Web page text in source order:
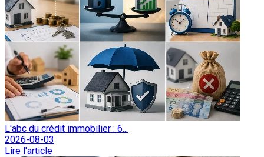
L'abc du crédit immobilier : 6...
2026-08-03
Lire l'article